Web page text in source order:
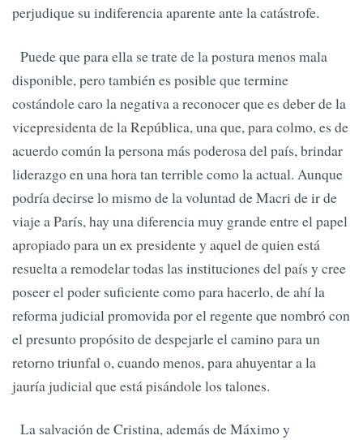
perjudique su indiferencia aparente ante la catástrofe.
Puede que para ella se trate de la postura menos mala
disponible, pero también es posible que termine
costándole caro la negativa a reconocer que es deber de la
vicepresidenta de la República, una que, para colmo, es de
acuerdo común la persona más poderosa del país, brindar
liderazgo en una hora tan terrible como la actual. Aunque
podría decirse lo mismo de la voluntad de Macri de ir de
viaje a París, hay una diferencia muy grande entre el papel
apropiado para un ex presidente y aquel de quien está
resuelta a remodelar todas las instituciones del país y cree
poseer el poder suficiente como para hacerlo, de ahí la
reforma judicial promovida por el regente que nombró con
el presunto propósito de despejarle el camino para un
retorno triunfal o, cuando menos, para ahuyentar a la
jauría judicial que está pisándole los talones.
La salvación de Cristina, además de Máximo y